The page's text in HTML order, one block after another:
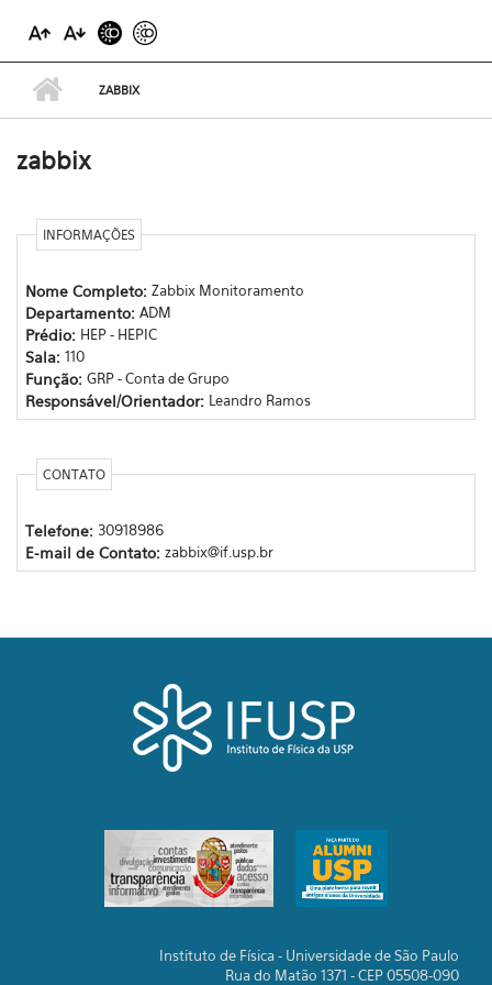
ZABBIX
zabbix
INFORMAÇÕES
Nome Completo: Zabbix Monitoramento
Departamento: ADM
Prédio: HEP - HEPIC
Sala: 110
Função: GRP - Conta de Grupo
Responsável/Orientador: Leandro Ramos
CONTATO
Telefone: 30918986
E-mail de Contato: zabbix@if.usp.br
Instituto de Física - Universidade de São Paulo
Rua do Matão 1371 - CEP 05508-090